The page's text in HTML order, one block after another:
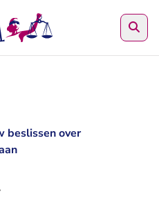
beslissen over